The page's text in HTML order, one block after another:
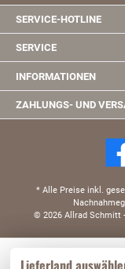
SERVICE-HOTLINE
SERVICE
INFORMATIONEN
ZAHLUNGS- UND
* Alle Preise inkl.
© 2026 Allrad Schmitt
Lieferland